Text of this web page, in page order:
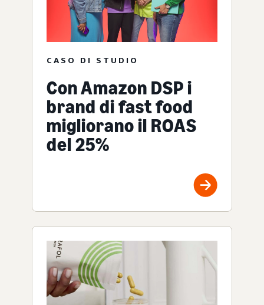
CASO DI STUDIO
Con Amazon DSP i
brand di fast food
migliorano il ROAS
del 25%